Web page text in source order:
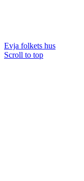
Evja folkets hus
Scroll to top